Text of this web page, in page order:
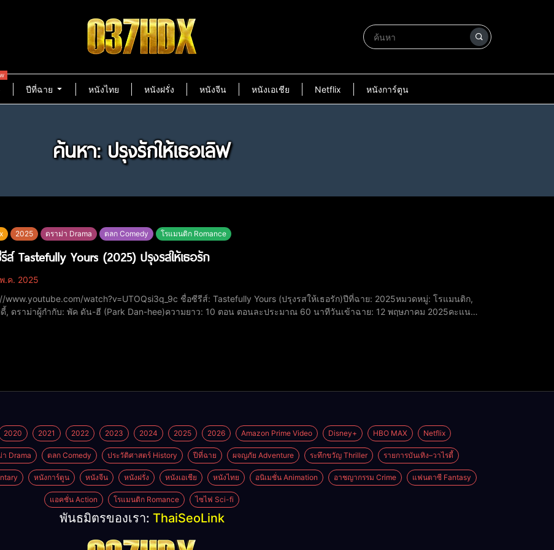
ปีที่ฉาย หนังไทย หนังฝรั่ง หนังจีน หนังเอเชีย Netflix หนังการ์ตูน
ค้นหา: ปรุงรักให้เธอเลิฟ
2025 ดราม่า Drama ตลก Comedy โรแมนติก Romance
ส์ Tastefully Yours (2025) ปรุงรสให้เธอรัก
.ค. 2025
watch?v=UTOQsi3q_9c ชื่อซีรีส์: Tastefully Yours (ปรุงรสให้เธอรัก)ปีที่ฉาย: 2025หมวดหมู่: โรแมนติก,
ดี้, ดราม่าผู้กำกับ: พัค ดัน-ฮี (Park Dan-hee)ความยาว: 10 ตอน ตอนละประมาณ 60 นาทีวันเข้าฉาย: 12 พฤษภาคม 2025คะแนน
2020 2021 2022 2023 2024 2025 2026 Amazon Prime Video Disney+ HBO MAX Netflix
Drama ตลก Comedy ประวัติศาสตร์ History ปีที่ฉาย ผจญภัย Adventure ระทึกขวัญ Thriller รายการบันเทิง–วาไรตี้
หนังการ์ตูน หนังจีน หนังฝรั่ง หนังเอเชีย หนังไทย อนิเมชั่น Animation อาชญากรรม Crime แฟนตาซี Fantasy
แอคชั่น Action โรแมนติก Romance ไซไฟ Sci-fi
พันธมิตรของเรา: ThaiSeoLink